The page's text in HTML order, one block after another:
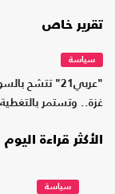
تقرير خاص
سياسة
"عربي21"
غزة.. وتستمر بالتغطية
الأكثر قراءة اليوم
سياسة